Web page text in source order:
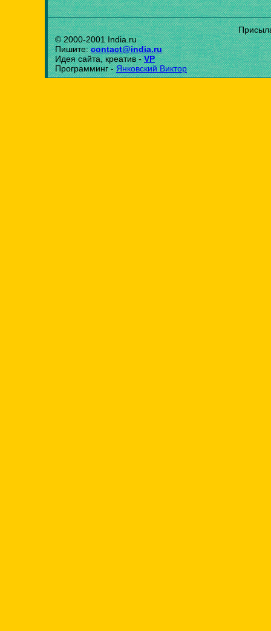
© 2000-2001 India.ru
Пишите:contact@india.ru
Идея сайта, креатив -VP
Программинг -Янковский Виктор